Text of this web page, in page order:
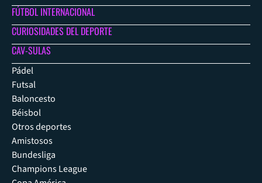
FÚTBOL INTERNACIONAL
CURIOSIDADES DEL DEPORTE
CAV-SULAS
Pádel
Futsal
Baloncesto
Béisbol
Otros deportes
Amistosos
Bundesliga
Champions League